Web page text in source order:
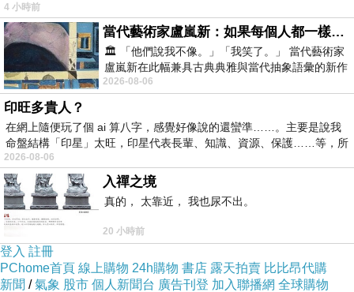
4 小時前
當代藝術家盧嵐新：如果每個人都一樣，這世界該有多無聊？
🏛️ 「他們說我不像。」「我笑了。」 當代藝術家
盧嵐新在此幅兼具古典典雅與當代抽象語彙的新作
中，以沈靜的藍色空間為背景，描繪了
2026-08-06
印旺多貴人？
在網上隨便玩了個 ai 算八字，感覺好像說的還蠻準……。主要是說我
命盤結構「印星」太旺，印星代表長輩、知識、資源、保護……等，所
2026-08-06
入禪之境
真的， 太靠近， 我也尿不出。
20 小時前
登入 註冊
PChome首頁 線上購物 24h購物 書店 露天拍賣 比比昂代購
新聞 /氣象 股市 個人新聞台 廣告刊登 加入聯播網 全球購物